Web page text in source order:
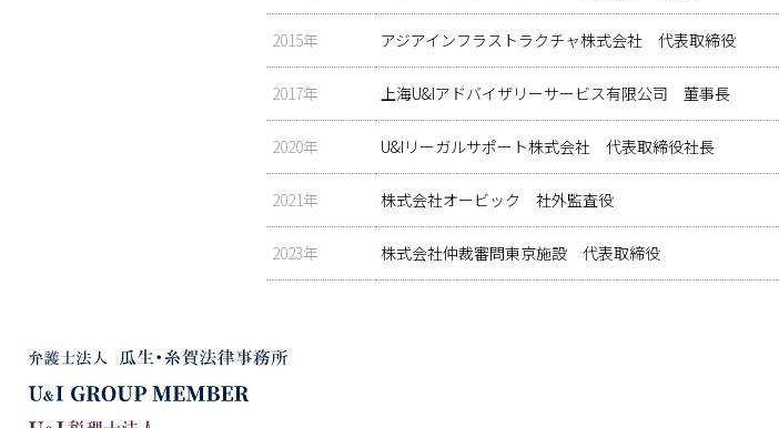
2015年 アジアインフラストラクチャ株式会社 代表取締役
2017年 上海U&Iアドバイザリーサービス有限公司 董事長
2020年 U&Iリーガルサポート株式会社 代表取締役社長
2021年 株式会社オービック 社外監査役
2023年 株式会社仲裁審問東京施設 代表取締役